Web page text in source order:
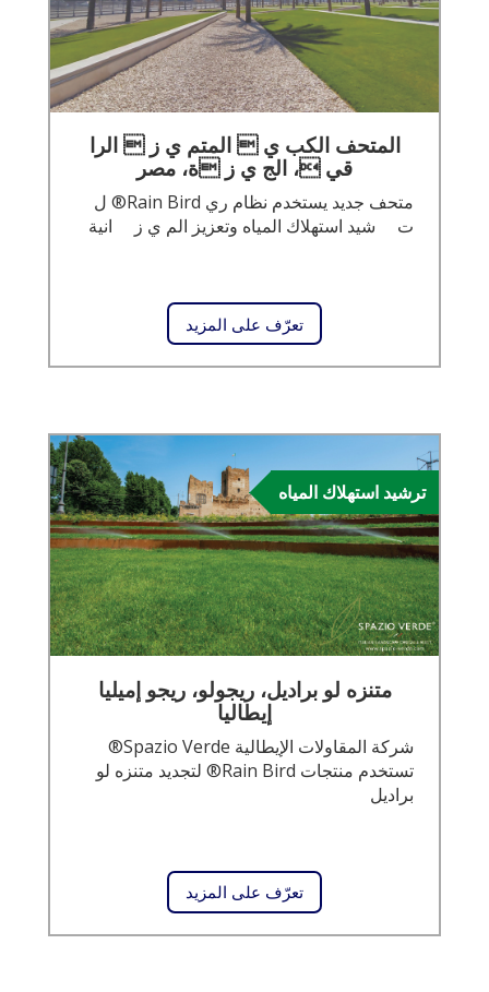
المتحف الكب ي  المتم ي ز  الرا
قي ، الج ي ز ة، مصر
متحف جديد يستخدم نظام ري Rain Bird® ل
ت شيد استهلاك المياه وتعزيز الم ي ز انية
تعرّف على المزيد
ترشيد استهلاك المياه
متنزه لو براديل، ريجولو، ريجو إميليا
إيطاليا
شركة المقاولات الإيطالية Spazio Verde®
تستخدم منتجات Rain Bird® لتجديد متنزه لو
براديل
تعرّف على المزيد